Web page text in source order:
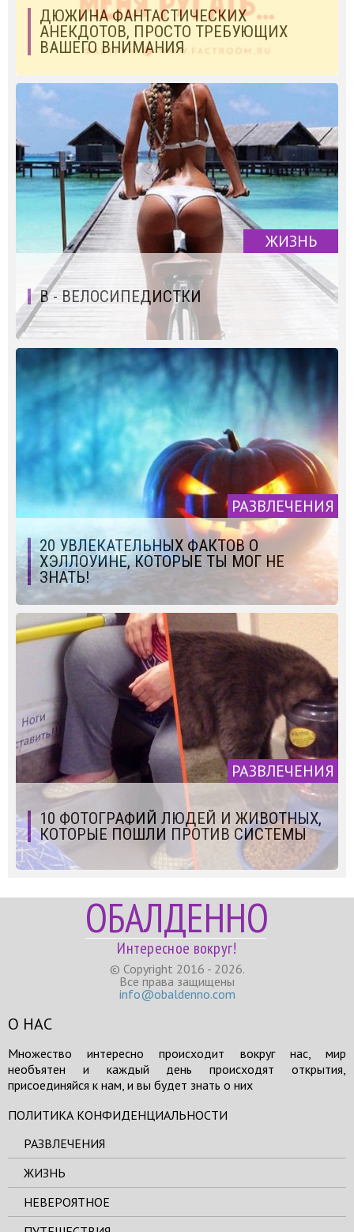
ДЮЖИНА ФАНТАСТИЧЕСКИХ
АНЕКДОТОВ, ПРОСТО ТРЕБУЮЩИХ
ВАШЕГО ВНИМАНИЯ
ЖИЗНЬ
В - ВЕЛОСИПЕДИСТКИ
РАЗВЛЕЧЕНИЯ
20 УВЛЕКАТЕЛЬНЫХ ФАКТОВ О
ХЭЛЛОУИНЕ, КОТОРЫЕ ТЫ МОГ НЕ
ЗНАТЬ!
РАЗВЛЕЧЕНИЯ
10 ФОТОГРАФИЙ ЛЮДЕЙ И ЖИВОТНЫХ,
КОТОРЫЕ ПОШЛИ ПРОТИВ СИСТЕМЫ
ОБАЛДЕННО
Интересное вокруг!
© Copyright 2016 - 2026.
Все права защищены
info@obaldenno.com
О НАС
Множество интересно происходит вокруг нас, мир
необъятен и каждый день происходят открытия,
присоединяйся к нам, и вы будет знать о них
ПОЛИТИКА КОНФИДЕНЦИАЛЬНОСТИ
РАЗВЛЕЧЕНИЯ
ЖИЗНЬ
НЕВЕРОЯТНОЕ